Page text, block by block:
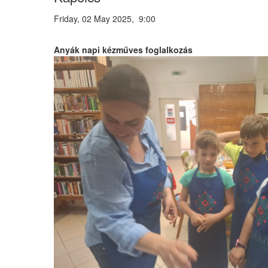
Friday, 02 May 2025, 9:00
Anyák napi kézműves foglalkozás